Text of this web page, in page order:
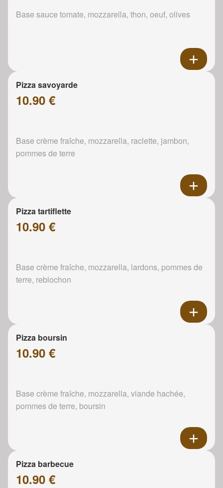
Base sauce tomate, mozzarella, thon, oeuf, olives
Pizza savoyarde
10.90 €
Base crème fraîche, mozzarella, raclette, jambon,
pommes de terre
Pizza tartiflette
10.90 €
Base crème fraîche, mozzarella, lardons, pommes de
terre, reblochon
Pizza boursin
10.90 €
Base crème fraîche, mozzarella, viande hachée,
pommes de terre, boursin
Pizza barbecue
10.90 €